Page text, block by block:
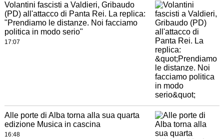
Volantini fascisti a Valdieri, Gribaudo
(PD) all'attacco di Panta Rei. La replica:
"Prendiamo le distanze. Noi facciamo
politica in modo serio"
17:07
Alle porte di Alba torna alla sua quarta
edizione Musica in cascina
16:48